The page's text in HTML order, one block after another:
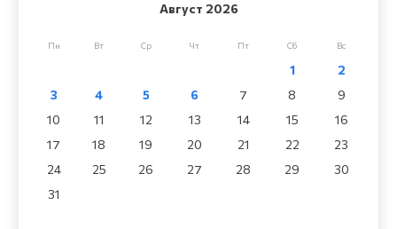
Август 2026
Пн Вт Ср Чт Пт Сб Вс
1
2
3
4 5 6 7 8
9
10
11 12 13 14 15
16
17
18 19 20 21 22
23
24
25 26 27 28 29
30
31